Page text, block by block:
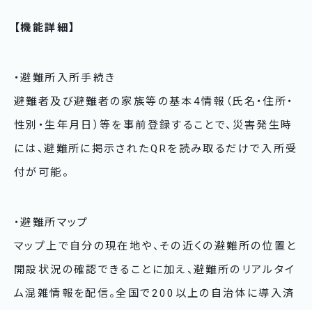
【機能詳細】
・避難所入所手続き
避難者及び避難者の家族等の基本4情報（氏名・住所・
性別・生年月日）等を事前登録することで、災害発生時
には、避難所に掲示されたQRを読み取るだけで入所受
付が可能。
・避難所マップ
マップ上で自分の現在地や、その近くの避難所の位置と
開設状況の確認できることに加え、避難所のリアルタイ
ム混雑情報を配信。全国で200以上の自治体に導入済